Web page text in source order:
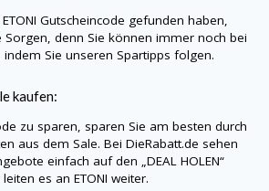
ETONI Gutscheincode gefunden haben,
Sorgen, denn Sie können immer noch bei
Sie unseren Spartipps folgen.
kaufen:
zu sparen, sparen Sie am besten durch
aus dem Sale. Bei DieRabatt.de sehen
einfach auf den „DEAL HOLEN“
es an ETONI weiter.